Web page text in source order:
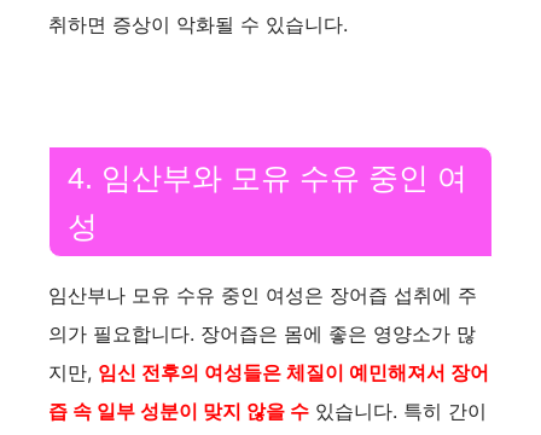
취하면 증상이 악화될 수 있습니다.
4. 임산부와 모유 수유 중인 여
성
임산부나 모유 수유 중인 여성은 장어즙 섭취에 주
의가 필요합니다. 장어즙은 몸에 좋은 영양소가 많
지만, 임신 전후의 여성들은 체질이 예민해져서 장어
즙 속 일부 성분이 맞지 않을 수 있습니다. 특히 간이